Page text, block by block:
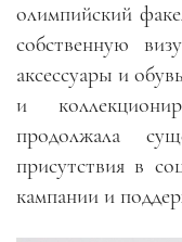
олимпийский
собственную
аксессуары и
и
продолжала
присутствия в
кампании и